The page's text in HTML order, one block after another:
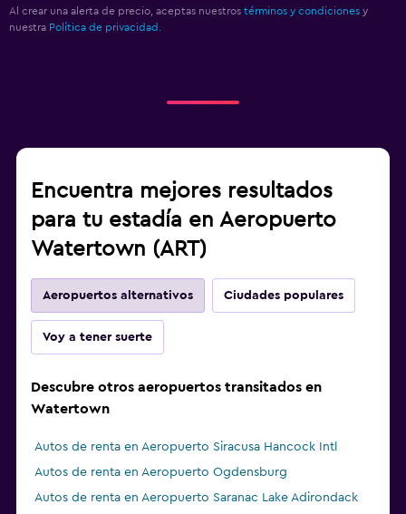
Al crear una alerta de precio, aceptas nuestros términos y condiciones y
nuestra Política de privacidad.
Encuentra mejores resultados
para tu estadía en Aeropuerto
Watertown (ART)
Aeropuertos alternativos Ciudades populares
Voy a tener suerte
Descubre otros aeropuertos transitados en
Watertown
Autos de renta en Aeropuerto Siracusa Hancock Intl
Autos de renta en Aeropuerto Ogdensburg
Autos de renta en Aeropuerto Saranac Lake Adirondack